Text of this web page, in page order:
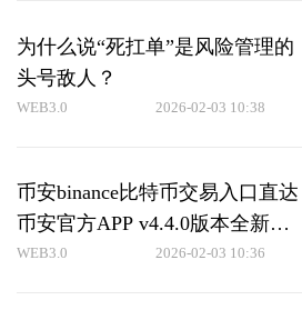
为什么说“死扛单”是风险管理的
头号敌人？
WEB3.0 2026-02-03 10:38
币安binance比特币交易入口直达
币安官方APP v4.4.0版本全新发
布
WEB3.0 2026-02-03 10:36